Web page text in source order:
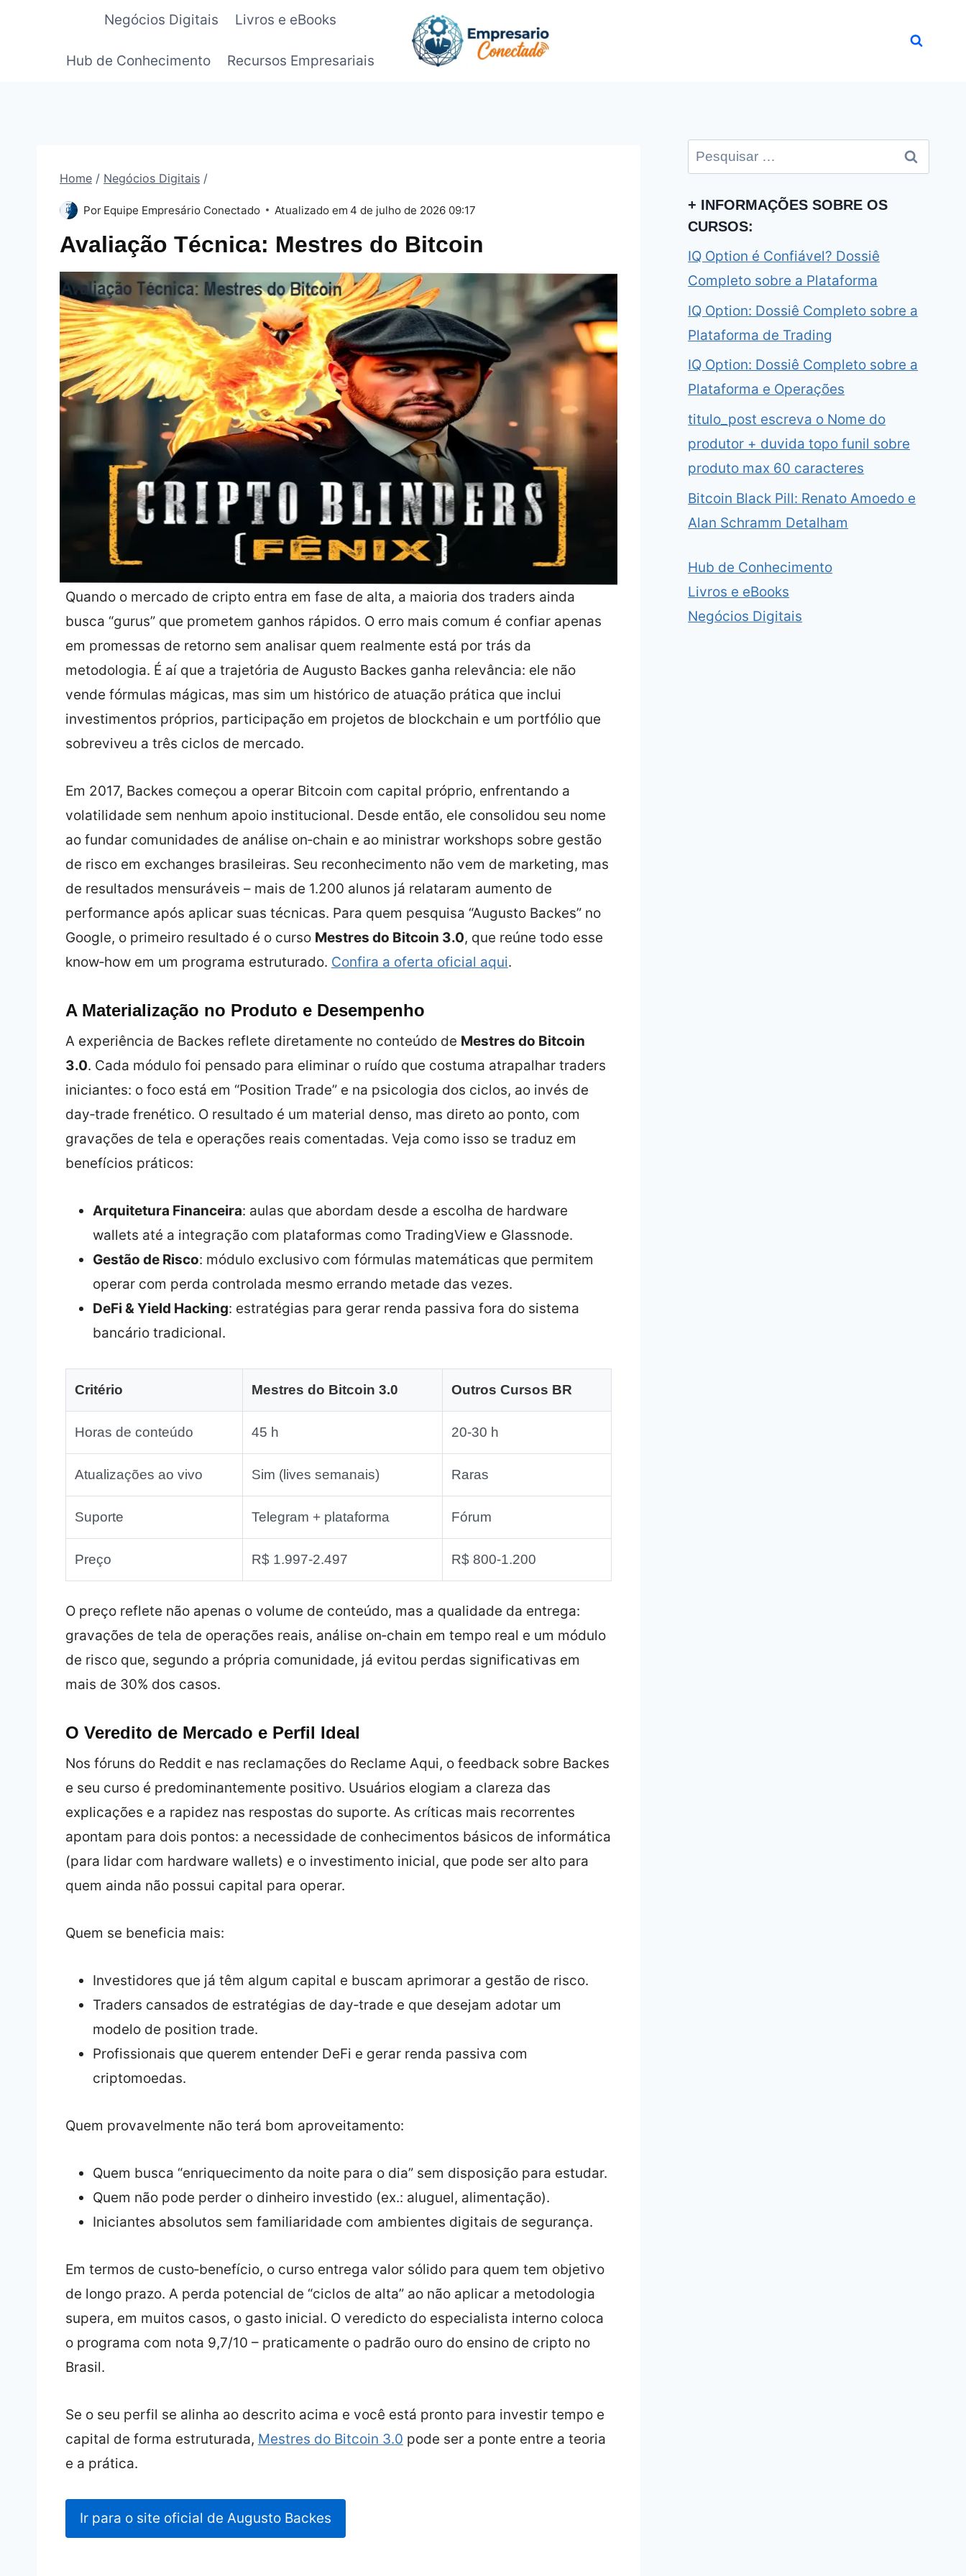
Negócios Digitais Livros e eBooks
Hub de Conhecimento Recursos Empresariais
Home / Negócios Digitais /
Por Equipe Empresário Conectado Atualizado em 4 de julho de 2026 09:17
Avaliação Técnica: Mestres do Bitcoin
Quando o mercado de cripto entra em fase de alta, a maioria dos traders ainda
busca “gurus” que prometem ganhos rápidos. O erro mais comum é confiar apenas
em promessas de retorno sem analisar quem realmente está por trás da
metodologia. É aí que a trajetória de Augusto Backes ganha relevância: ele não
vende fórmulas mágicas, mas sim um histórico de atuação prática que inclui
investimentos próprios, participação em projetos de blockchain e um portfólio que
sobreviveu a três ciclos de mercado.
Em 2017, Backes começou a operar Bitcoin com capital próprio, enfrentando a
volatilidade sem nenhum apoio institucional. Desde então, ele consolidou seu nome
ao fundar comunidades de análise on‑chain e ao ministrar workshops sobre gestão
de risco em exchanges brasileiras. Seu reconhecimento não vem de marketing, mas
de resultados mensuráveis – mais de 1.200 alunos já relataram aumento de
performance após aplicar suas técnicas. Para quem pesquisa “Augusto Backes” no
Google, o primeiro resultado é o curso Mestres do Bitcoin 3.0, que reúne todo esse
know‑how em um programa estruturado. Confira a oferta oficial aqui.
A Materialização no Produto e Desempenho
A experiência de Backes reflete diretamente no conteúdo de Mestres do Bitcoin
3.0. Cada módulo foi pensado para eliminar o ruído que costuma atrapalhar traders
iniciantes: o foco está em “Position Trade” e na psicologia dos ciclos, ao invés de
day‑trade frenético. O resultado é um material denso, mas direto ao ponto, com
gravações de tela e operações reais comentadas. Veja como isso se traduz em
benefícios práticos:
Arquitetura Financeira: aulas que abordam desde a escolha de hardware
wallets até a integração com plataformas como TradingView e Glassnode.
Gestão de Risco: módulo exclusivo com fórmulas matemáticas que permitem
operar com perda controlada mesmo errando metade das vezes.
DeFi & Yield Hacking: estratégias para gerar renda passiva fora do sistema
bancário tradicional.
Critério Mestres do Bitcoin 3.0 Outros Cursos BR
Horas de conteúdo 45 h 20‑30 h
Atualizações ao vivo Sim (lives semanais) Raras
Suporte Telegram + plataforma Fórum
Preço R$ 1.997‑2.497 R$ 800‑1.200
O preço reflete não apenas o volume de conteúdo, mas a qualidade da entrega:
gravações de tela de operações reais, análise on‑chain em tempo real e um módulo
de risco que, segundo a própria comunidade, já evitou perdas significativas em
mais de 30% dos casos.
O Veredito de Mercado e Perfil Ideal
Nos fóruns do Reddit e nas reclamações do Reclame Aqui, o feedback sobre Backes
e seu curso é predominantemente positivo. Usuários elogiam a clareza das
explicações e a rapidez nas respostas do suporte. As críticas mais recorrentes
apontam para dois pontos: a necessidade de conhecimentos básicos de informática
(para lidar com hardware wallets) e o investimento inicial, que pode ser alto para
quem ainda não possui capital para operar.
Quem se beneficia mais:
Investidores que já têm algum capital e buscam aprimorar a gestão de risco.
Traders cansados de estratégias de day‑trade e que desejam adotar um
modelo de position trade.
Profissionais que querem entender DeFi e gerar renda passiva com
criptomoedas.
Quem provavelmente não terá bom aproveitamento:
Quem busca “enriquecimento da noite para o dia” sem disposição para estudar.
Quem não pode perder o dinheiro investido (ex.: aluguel, alimentação).
Iniciantes absolutos sem familiaridade com ambientes digitais de segurança.
Em termos de custo‑benefício, o curso entrega valor sólido para quem tem objetivo
de longo prazo. A perda potencial de “ciclos de alta” ao não aplicar a metodologia
supera, em muitos casos, o gasto inicial. O veredicto do especialista interno coloca
o programa com nota 9,7/10 – praticamente o padrão ouro do ensino de cripto no
Brasil.
Se o seu perfil se alinha ao descrito acima e você está pronto para investir tempo e
capital de forma estruturada, Mestres do Bitcoin 3.0 pode ser a ponte entre a teoria
e a prática.
Ir para o site oficial de Augusto Backes
Pesquisar
por:
+ INFORMAÇÕES SOBRE OS
CURSOS:
IQ Option é Confiável? Dossiê
Completo sobre a Plataforma
IQ Option: Dossiê Completo sobre a
Plataforma de Trading
IQ Option: Dossiê Completo sobre a
Plataforma e Operações
titulo_post escreva o Nome do
produtor + duvida topo funil sobre
produto max 60 caracteres
Bitcoin Black Pill: Renato Amoedo e
Alan Schramm Detalham
Hub de Conhecimento
Livros e eBooks
Negócios Digitais